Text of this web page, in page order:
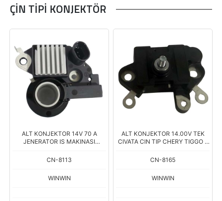
ÇİN TİPİ KONJEKTÖR
ALT KONJEKTOR 14V 70 A
JENERATOR IS MAKINASI
CN-8113
WINWIN
ALT KONJEKTOR 14.00V TEK
CIVATA CIN TIP CHERY TIGGO 7
CN-8165
WINWIN